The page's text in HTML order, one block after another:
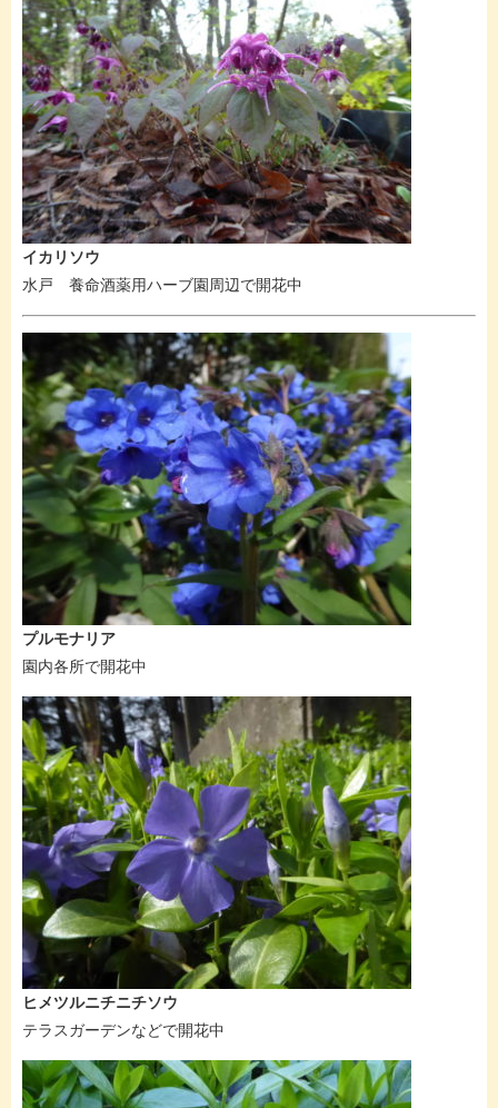
イカリソウ
水戸 養命酒薬用ハーブ園周辺で開花中
プルモナリア
園内各所で開花中
ヒメツルニチニチソウ
テラスガーデンなどで開花中